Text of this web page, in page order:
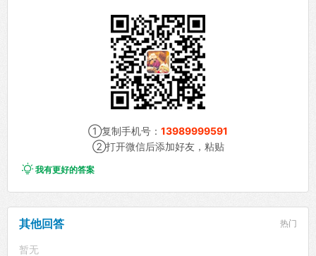
①复制手机号： 13989999591
②打开微信后添加好友，粘贴
我有更好的答案
其他回答 热门
暂无